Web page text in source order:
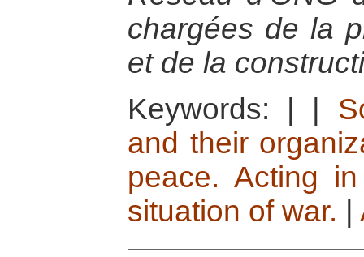
chargées de la
et de la
Keywords:
and their
peace. Acting
situation of war.